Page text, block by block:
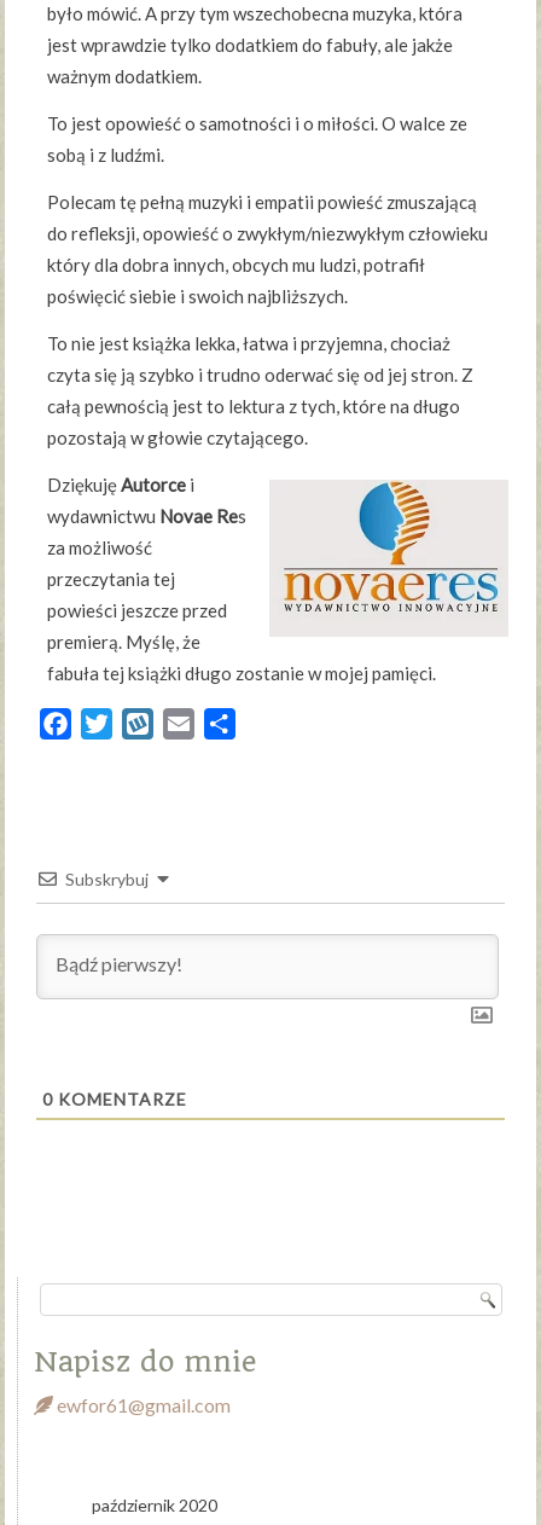
było mówić. A przy tym wszechobecna muzyka, która
jest wprawdzie tylko dodatkiem do fabuły, ale jakże
ważnym dodatkiem.
To jest opowieść o samotności i o miłości. O walce ze
sobą i z ludźmi.
Polecam tę pełną muzyki i empatii powieść zmuszającą
do refleksji, opowieść o zwykłym/niezwykłym człowieku
który dla dobra innych, obcych mu ludzi, potrafił
poświęcić siebie i swoich najbliższych.
To nie jest książka lekka, łatwa i przyjemna, chociaż
czyta się ją szybko i trudno oderwać się od jej stron. Z
całą pewnością jest to lektura z tych, które na długo
pozostają w głowie czytającego.
Dziękuję Autorce i
wydawnictwu Novae Res
za możliwość
przeczytania tej
powieści jeszcze przed
premierą. Myślę, że
fabuła tej książki długo zostanie w mojej pamięci.
FacebookTwitterWykopEmail
Subskrybuj
0 KOMENTARZE
Napisz do mnie
ewfor61@gmail.com
październik 2020